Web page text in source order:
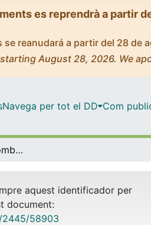
es reprendrà a partir
reanudará a partir del 28 de
August 28, 2026. We
Navega per tot el DD Com
Dades relatives al nombre de consultes rebudes al Servei d'Atenció als Usuaris del CRAI de la Universitat de Barcelona i de la temporització de les respostes donades (2005)
aquest identificador per
document:
2445/58903